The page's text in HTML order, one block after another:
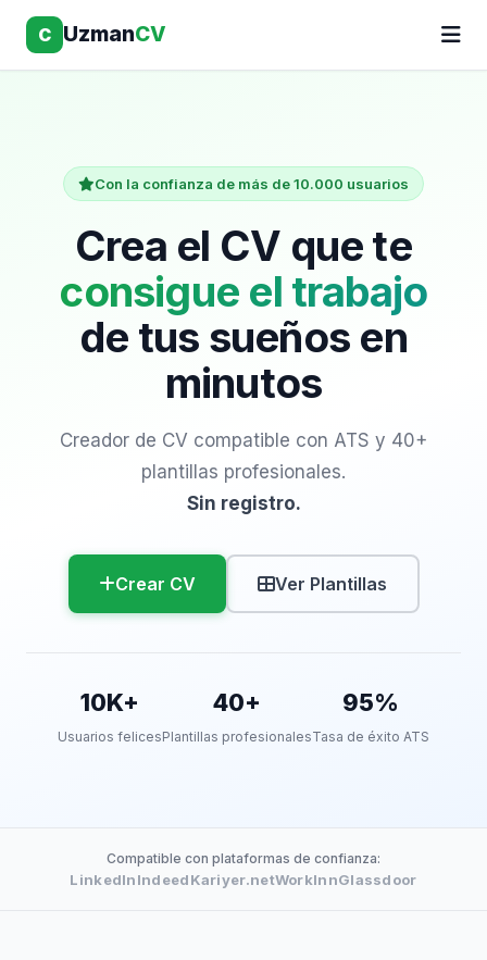
C UzmanCV
Con la confianza de más de 10.000 usuarios
Crea el CV que te
consigue el trabajo
de tus sueños en
minutos
Creador de CV compatible con ATS y 40+
plantillas profesionales.
Sin registro.
Crear CV Ver Plantillas
10K+
Usuarios felices
40+
Plantillas profesionales
95%
Tasa de éxito ATS
Compatible con plataformas de confianza:
LinkedInIndeedKariyer.netWorkInnGlassdoor